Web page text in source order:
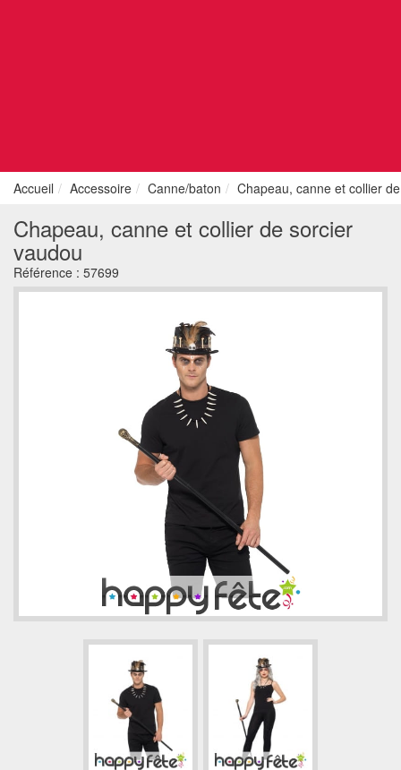
Accueil Accessoire Canne/baton Chapeau, canne et collier
Chapeau, canne et collier de sorcier
vaudou
Référence : 57699